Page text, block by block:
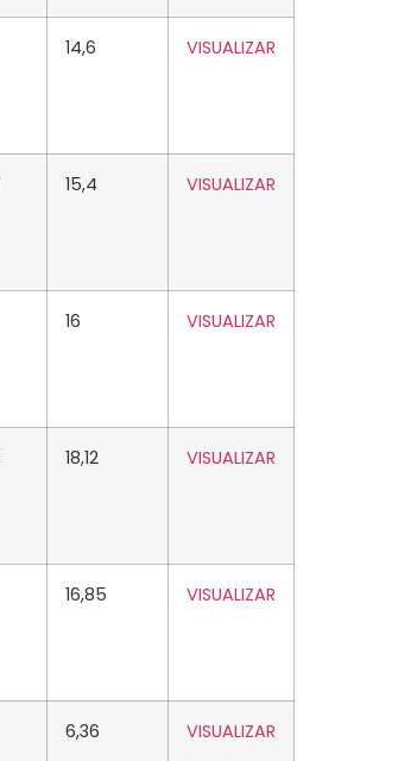
14,6 VISUALIZAR
15,4 VISUALIZAR
16 VISUALIZAR
18,12 VISUALIZAR
16,85 VISUALIZAR
6,36 VISUALIZAR